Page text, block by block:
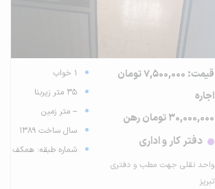
قیمت: 7,500,000 تومان
اجاره
30,000,000 تومان رهن
دفتر کار و اداری
واحد نقلی جهت مطب و دفتری
تبریز
1 خواب
35 متر زیربنا
-- متر زمین
سال ساخت 1389
شماره طبقه: همکف